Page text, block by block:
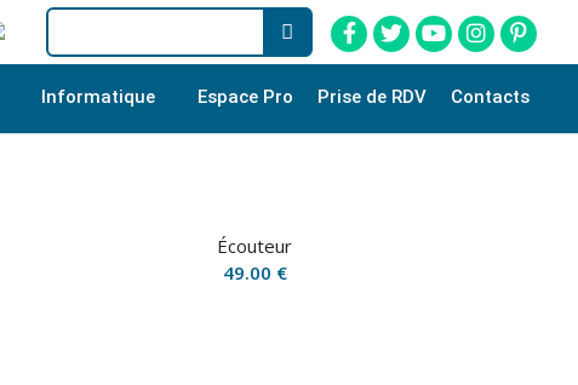
Informatique Espace Pro Prise de RDV Contacts
Écouteur
49.00 €